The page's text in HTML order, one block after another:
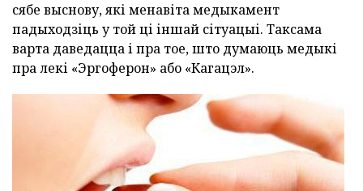
сябе выснову, які менавіта медыкамент
падыходзіць у той ці іншай сітуацыі. Таксама
варта даведацца і пра тое, што думаюць медыкі
пра лекі «Эргоферон» або «Кагацэл».